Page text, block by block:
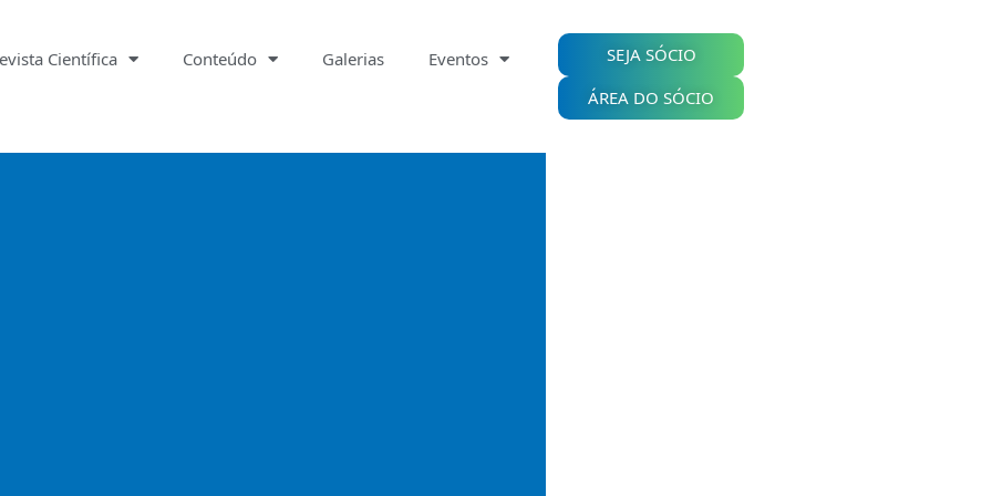
Científica Conteúdo Galerias Eventos
SEJA SÓCIO
ÁREA DO SÓCIO